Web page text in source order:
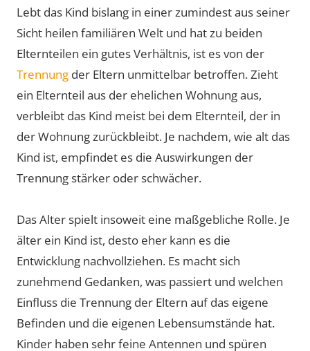
Lebt das Kind bislang in einer zumindest aus seiner
Sicht heilen familiären Welt und hat zu beiden
Elternteilen ein gutes Verhältnis, ist es von der
Trennung der Eltern unmittelbar betroffen. Zieht
ein Elternteil aus der ehelichen Wohnung aus,
verbleibt das Kind meist bei dem Elternteil, der in
der Wohnung zurückbleibt. Je nachdem, wie alt das
Kind ist, empfindet es die Auswirkungen der
Trennung stärker oder schwächer.
Das Alter spielt insoweit eine maßgebliche Rolle. Je
älter ein Kind ist, desto eher kann es die
Entwicklung nachvollziehen. Es macht sich
zunehmend Gedanken, was passiert und welchen
Einfluss die Trennung der Eltern auf das eigene
Befinden und die eigenen Lebensumstände hat.
Kinder haben sehr feine Antennen und spüren